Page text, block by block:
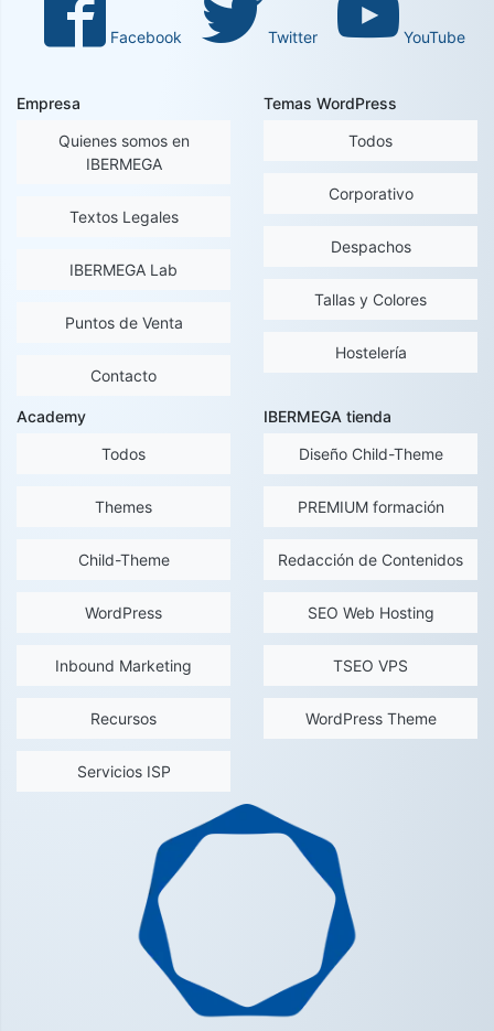
Facebook Twitter YouTube
Empresa
Quienes somos en
IBERMEGA
Textos Legales
IBERMEGA Lab
Puntos de Venta
Contacto
Temas WordPress
Todos
Corporativo
Despachos
Tallas y Colores
Hostelería
Academy
Todos
Themes
Child-Theme
WordPress
Inbound Marketing
Recursos
Servicios ISP
IBERMEGA tienda
Diseño Child-Theme
PREMIUM formación
Redacción de Contenidos
SEO Web Hosting
TSEO VPS
WordPress Theme